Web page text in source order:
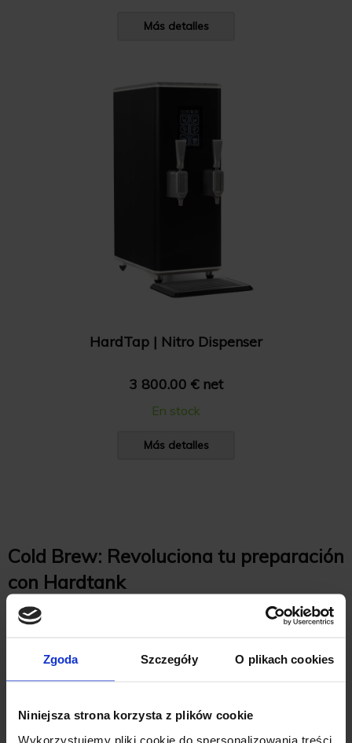
Zgoda Szczegóły O plikach cookies
Niniejsza strona korzysta z plików cookie
Wykorzystujemy pliki cookie do spersonalizowania treści
Más detalles
HardTap | Nitro Dispenser
3 800.00 € net
En stock
Más detalles
Cold Brew: Revoluciona tu preparación
con Hardtank
ElHardtank Cold Brew Maker
aporta una eficiencia y
el Hardtank puede producir hasta 18 litros de cold brew en